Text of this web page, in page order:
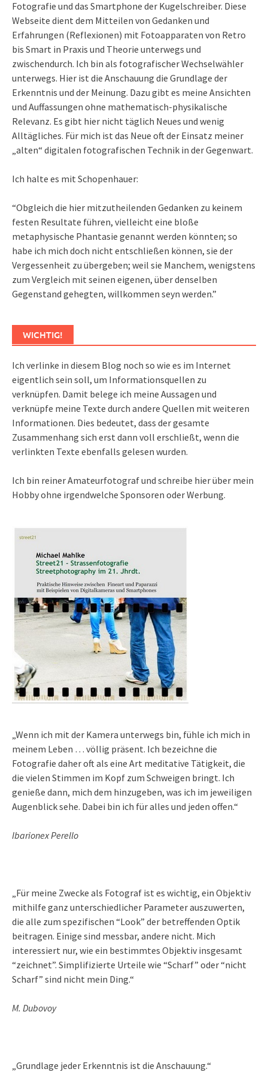
Fotografie und das Smartphone der Kugelschreiber. Diese
Webseite dient dem Mitteilen von Gedanken und
Erfahrungen (Reflexionen) mit Fotoapparaten von Retro
bis Smart in Praxis und Theorie unterwegs und
zwischendurch. Ich bin als fotografischer Wechselwähler
unterwegs. Hier ist die Anschauung die Grundlage der
Erkenntnis und der Meinung. Dazu gibt es meine Ansichten
und Auffassungen ohne mathematisch-physikalische
Relevanz. Es gibt hier nicht täglich Neues und wenig
Alltägliches. Für mich ist das Neue oft der Einsatz meiner
„alten“ digitalen fotografischen Technik in der Gegenwart.
Ich halte es mit Schopenhauer:
“Obgleich die hier mitzutheilenden Gedanken zu keinem
festen Resultate führen, vielleicht eine bloße
metaphysische Phantasie genannt werden könnten; so
habe ich mich doch nicht entschließen können, sie der
Vergessenheit zu übergeben; weil sie Manchem, wenigstens
zum Vergleich mit seinen eigenen, über denselben
Gegenstand gehegten, willkommen seyn werden.”
WICHTIG!
Ich verlinke in diesem Blog noch so wie es im Internet
eigentlich sein soll, um Informationsquellen zu
verknüpfen. Damit belege ich meine Aussagen und
verknüpfe meine Texte durch andere Quellen mit weiteren
Informationen. Dies bedeutet, dass der gesamte
Zusammenhang sich erst dann voll erschließt, wenn die
verlinkten Texte ebenfalls gelesen wurden.
Ich bin reiner Amateurfotograf und schreibe hier über mein
Hobby ohne irgendwelche Sponsoren oder Werbung.
„Wenn ich mit der Kamera unterwegs bin, fühle ich mich in
meinem Leben … völlig präsent. Ich bezeichne die
Fotografie daher oft als eine Art meditative Tätigkeit, die
die vielen Stimmen im Kopf zum Schweigen bringt. Ich
genieße dann, mich dem hinzugeben, was ich im jeweiligen
Augenblick sehe. Dabei bin ich für alles und jeden offen.“
Ibarionex Perello
„Für meine Zwecke als Fotograf ist es wichtig, ein Objektiv
mithilfe ganz unterschiedlicher Parameter auszuwerten,
die alle zum spezifischen “Look” der betreffenden Optik
beitragen. Einige sind messbar, andere nicht. Mich
interessiert nur, wie ein bestimmtes Objektiv insgesamt
“zeichnet”. Simplifizierte Urteile wie “Scharf” oder “nicht
Scharf” sind nicht mein Ding.“
M. Dubovoy
„Grundlage jeder Erkenntnis ist die Anschauung.“